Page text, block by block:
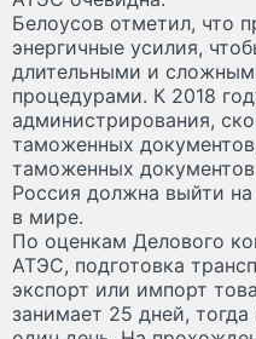
Белоусов отметил, что
энергичные усилия,
длительными и
процедурами. К 2018
администрирования,
таможенных
таможенных
Россия должна выйти
в мире.
По оценкам Делового
АТЭС, подготовка
экспорт или импорт
занимает 25 дней,